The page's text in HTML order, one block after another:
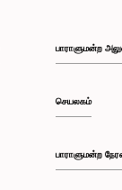
பாராளுமன்ற
செயலகம்
பாராளுமன்ற